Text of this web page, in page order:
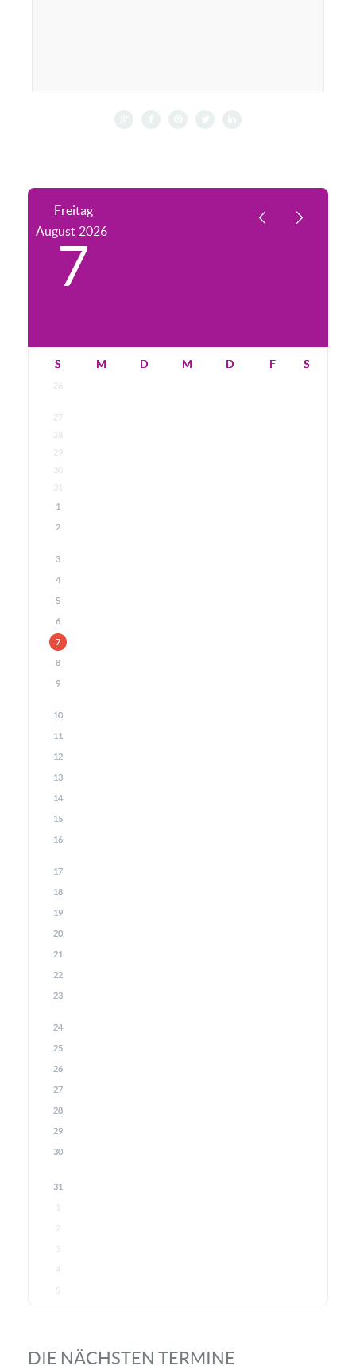
Freitag
August 2026
7
S M D M D F S
26
27
28
29
30
31
1
2
3
4
5
6
7
8
9
10
11
12
13
14
15
16
17
18
19
20
21
22
23
24
25
26
27
28
29
30
31
1
2
3
4
5
DIE NÄCHSTEN TERMINE